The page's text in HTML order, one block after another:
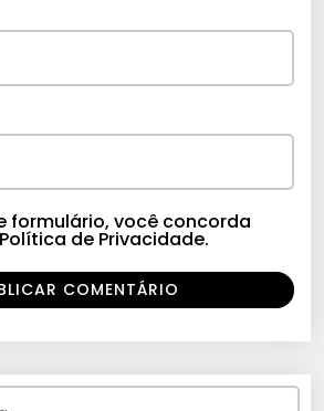
formulário, você concorda
de Privacidade.